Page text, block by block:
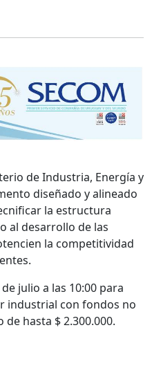
de Industria, Energía y
diseñado y alineado
la estructura
al desarrollo de las
la competitividad
julio a las 10:00 para
industrial con fondos no
hasta $ 2.300.000.